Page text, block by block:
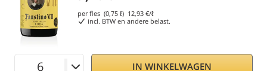
per fles (0,75 ℓ) 12,93 €/ℓ
incl. BTW en andere belast.
IN WINKELWAGEN